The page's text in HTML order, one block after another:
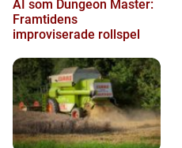
AI som Dungeon Master:
Framtidens
improviserade rollspel